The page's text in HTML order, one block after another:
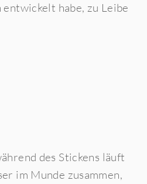
habe, zu Leibe
des Stickens läuft
im Munde zusammen,